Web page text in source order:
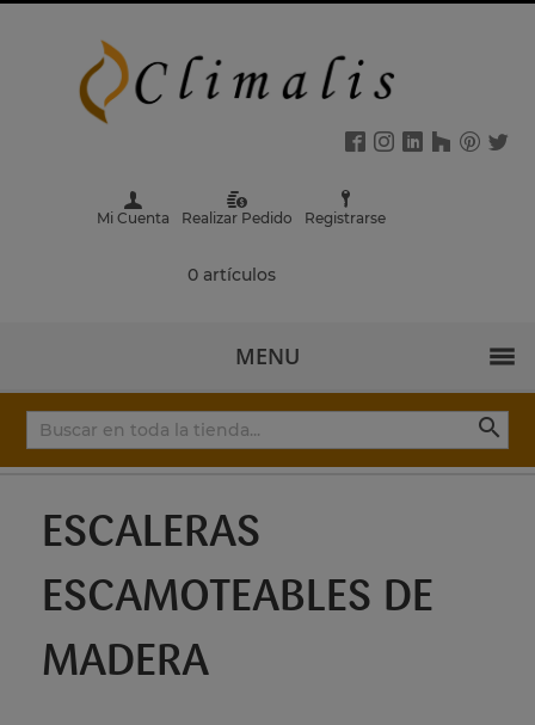
Mi Cuenta Realizar Pedido Registrarse
0 artículos
MENU

ESCALERAS
ESCAMOTEABLES DE
MADERA